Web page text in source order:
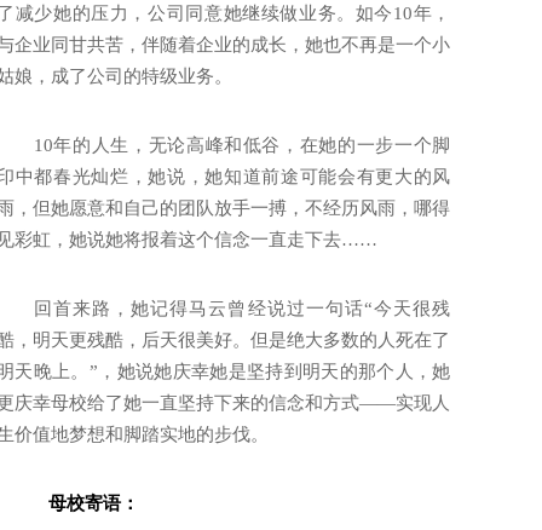
减少她的压力，公司同意她继续做业务。如今10年，
企业同甘共苦，伴随着企业的成长，她也不再是一个小
娘，成了公司的特级业务。
10年的人生，无论高峰和低谷，在她的一步一个脚
中都春光灿烂，她说，她知道前途可能会有更大的风
，但她愿意和自己的团队放手一搏，不经历风雨，哪得
彩虹，她说她将报着这个信念一直走下去……
回首来路，她记得马云曾经说过一句话“今天很残
，明天更残酷，后天很美好。但是绝大多数的人死在了
天晚上。”，她说她庆幸她是坚持到明天的那个人，她
庆幸母校给了她一直坚持下来的信念和方式——实现人
价值地梦想和脚踏实地的步伐。
母校寄语：